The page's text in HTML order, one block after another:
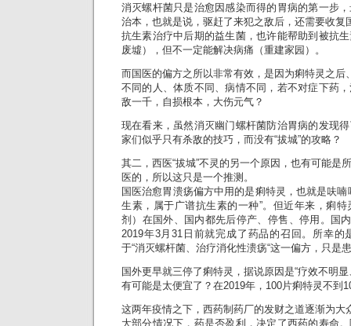
消灭螺杆菌只是治愈因感染而得的胃病的第一步
治本，也就是说，驱赶了来犯之敌后，还需要收复
抗生素治疗中后期的益生菌，也许能帮助到被抗
废墟），但不一定能解决病痛（重建家园）。
而国医的偏方之所以非常有效，是因为痢特灵之后
不同的人、体质不同、病情不同，若不对症下药
敌一千，自损根本，大伤元气？
现在看来，虽然消灭幽门螺杆菌防治胃病的发现
家们似乎只有杀敌的技巧，而没有“拔城”的攻略？
其二，西医“拔城”不灵的另一个原因，也有可能是
医的，所以这只是一个推测。
国医治愈胃溃疡偏方中用的是痢特灵，也就是呋
生素，属于广谱抗生素的一种”。但近年来，痢
剂）在国外、国内都先后停产、停售、停用。国
2019年3月31日前就完成了药品的召回。所幸的
于“消灭螺杆菌、治疗消化性溃疡“这一偏方，只是
国外更早就三停了痢特灵，据说原因是“疗效不明
有可能是太便宜了？在2019年，100片痢特灵不到
这两年疫情之下，西药制药厂的发财之道逐渐为大
大部分情况下，药是否盈利，决定了西药的寿命